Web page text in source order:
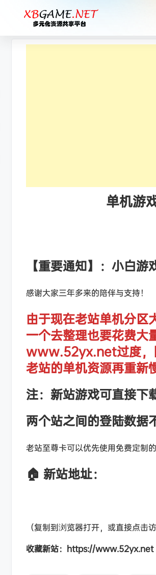
单机游
【重要通知】：小白
感谢大家三年多来的陪伴与支持！
由于现在老站单机分区
一个去整理也要花费大
www.52yx.net过度，
老站的单机资源再重新
注：新站游戏可直接下
两个站之间的登陆数据
老站至尊卡可以优先使用免费定制
🏠 新站地址：
（复制到浏览器打开，或直接点击访
收藏新站：https://www.52yx.net